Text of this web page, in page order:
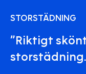
STORSTÄDNING
”Riktigt